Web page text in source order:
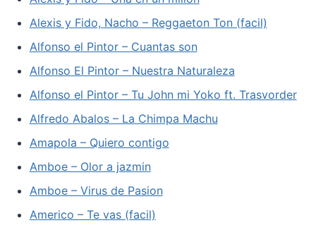
Alexis y Fido, Nacho – Reggaeton Ton (facil)
Alfonso el Pintor – Cuantas son
Alfonso El Pintor – Nuestra Naturaleza
Alfonso el Pintor – Tu John mi Yoko ft. Trasvorder
Alfredo Abalos – La Chimpa Machu
Amapola – Quiero contigo
Amboe – Olor a jazmin
Amboe – Virus de Pasion
Americo – Te vas (facil)